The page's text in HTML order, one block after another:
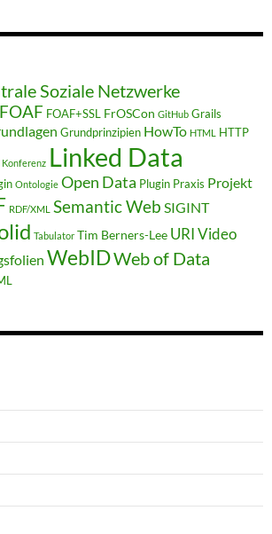
Soziale Netzwerke
FOAF FOAF+SSL FrOSCon GitHub Grails
Grundprinzipien HowTo HTML HTTP
Konferenz Linked Data
Ontologie Open Data Plugin Praxis Projekt
RDF/XML Semantic Web SIGINT
Tabulator Tim Berners-Lee URIVideo
WebIDWeb of Data